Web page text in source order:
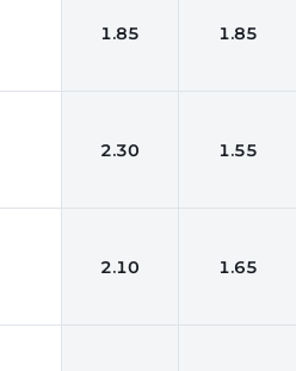
1.85 1.85
2.30 1.55
2.10 1.65